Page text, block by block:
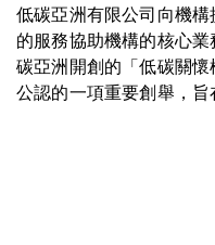
低碳亞洲有限公司向機
的服務協助機構的核心
碳亞洲開創的「低碳關
公認的一項重要創舉，旨